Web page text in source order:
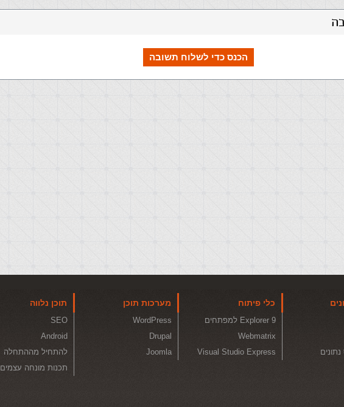
הכנס כדי לשלוח תשובה
כלי פיתוח
Explorer 9 למפתחים
Webmatrix
Visual Studio Express
מערכות תוכן
WordPress
Drupal
Joomla
תוכן נלווה
SEO
Android
להתחיל מההתחלה
תכנות מונחה עצמים